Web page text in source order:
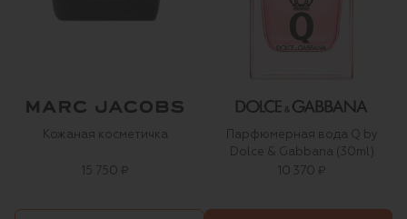
Кожаная косметичка
15 750 ₽
Парфюмерная вода Q by
Dolce & Gabbana (30ml)
10 370 ₽